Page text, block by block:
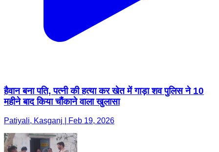
हैवान बना पति, पत्नी की हत्या कर खेत में गाड़ा शव पुलिस ने 10
महीने बाद किया चौंकाने वाला खुलासा
Patiyali, Kasganj | Feb 19, 2026